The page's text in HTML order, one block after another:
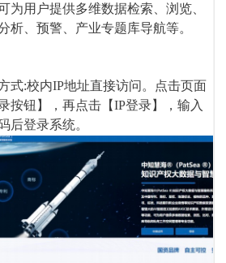
为用户提供多维数据检索、浏览、
析、预警、产业专题库导航等。
式:校内IP地址直接访问。点击页面
录按钮】，再点击【IP登录】，输入
后登录系统。